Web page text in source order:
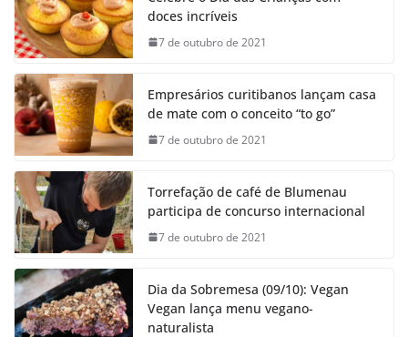
doces incríveis
7 de outubro de 2021
Empresários curitibanos lançam casa
de mate com o conceito “to go”
7 de outubro de 2021
Torrefação de café de Blumenau
participa de concurso internacional
7 de outubro de 2021
Dia da Sobremesa (09/10): Vegan
Vegan lança menu vegano-
naturalista